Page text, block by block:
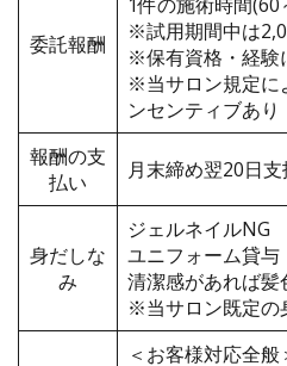
委託報酬
※試用期間中は
※保有資格・経験
※当サロン規定に
ンセンティブあり
報酬の支
払い
月末締め翌20日支
身だしな
み
ジェルネイルNG
ユニフォーム貸与
清潔感があれば髪
※当サロン既定の
＜お客様対応全般